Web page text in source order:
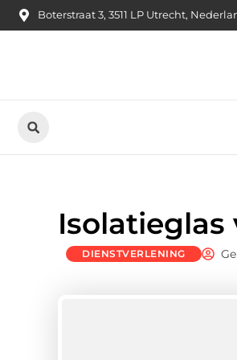
Boterstraat 3, 3511 LP Utrecht,
DIENSTVERLENING